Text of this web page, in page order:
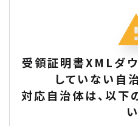
受領証明書XMLダ
していない自
対応自治体は、以下